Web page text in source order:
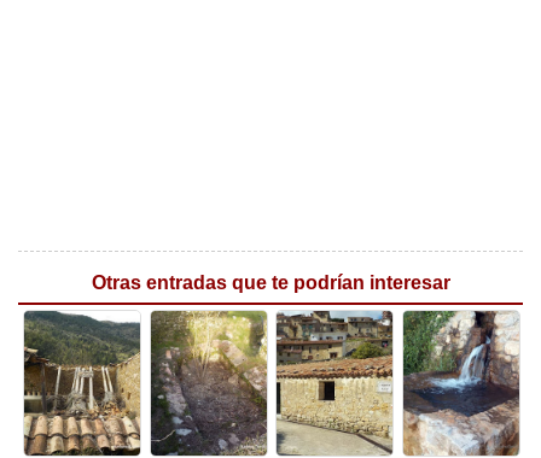
Otras entradas que te podrían interesar